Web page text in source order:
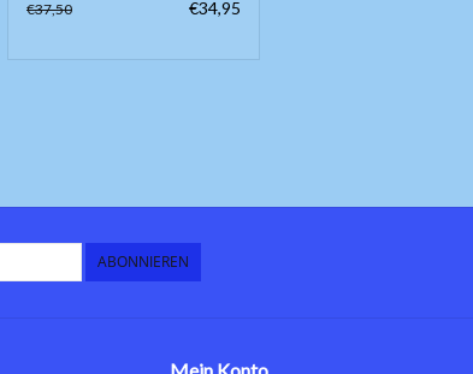
€37,50 €34,95
ABONNIEREN
Mein Konto